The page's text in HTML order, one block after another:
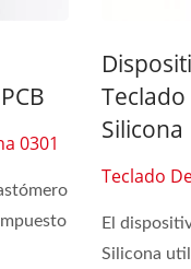
0301
Teclado
Silicona
Teclado
El
Silicona